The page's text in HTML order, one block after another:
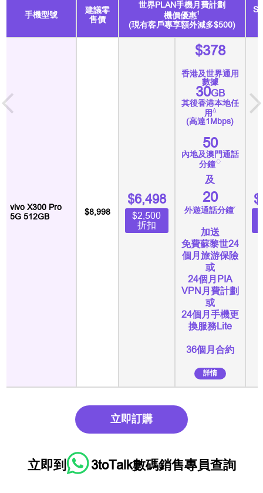
手機型號
建議零
售價
世界PLAN手機月費計劃
機價優惠1
(現有客戶專享額外減多$500)
vivo X300 Pro
5G 512GB
$8,998
$6,498
$2,500
折扣
$378
香港及世界通用
數據
30GB
其後香港本地任
用 ∆
(高達1Mbps)
50
內地及澳門通話
分鐘♢
及
20
外遊通話分鐘˅
加送
免費蘇黎世24
個月旅游保險
或
24個月PIA
VPN月費計劃
或
24個月手機更
換服務Lite
36個月合約
詳情
立即訂購
立即到 3toTalk數碼銷售專員查詢